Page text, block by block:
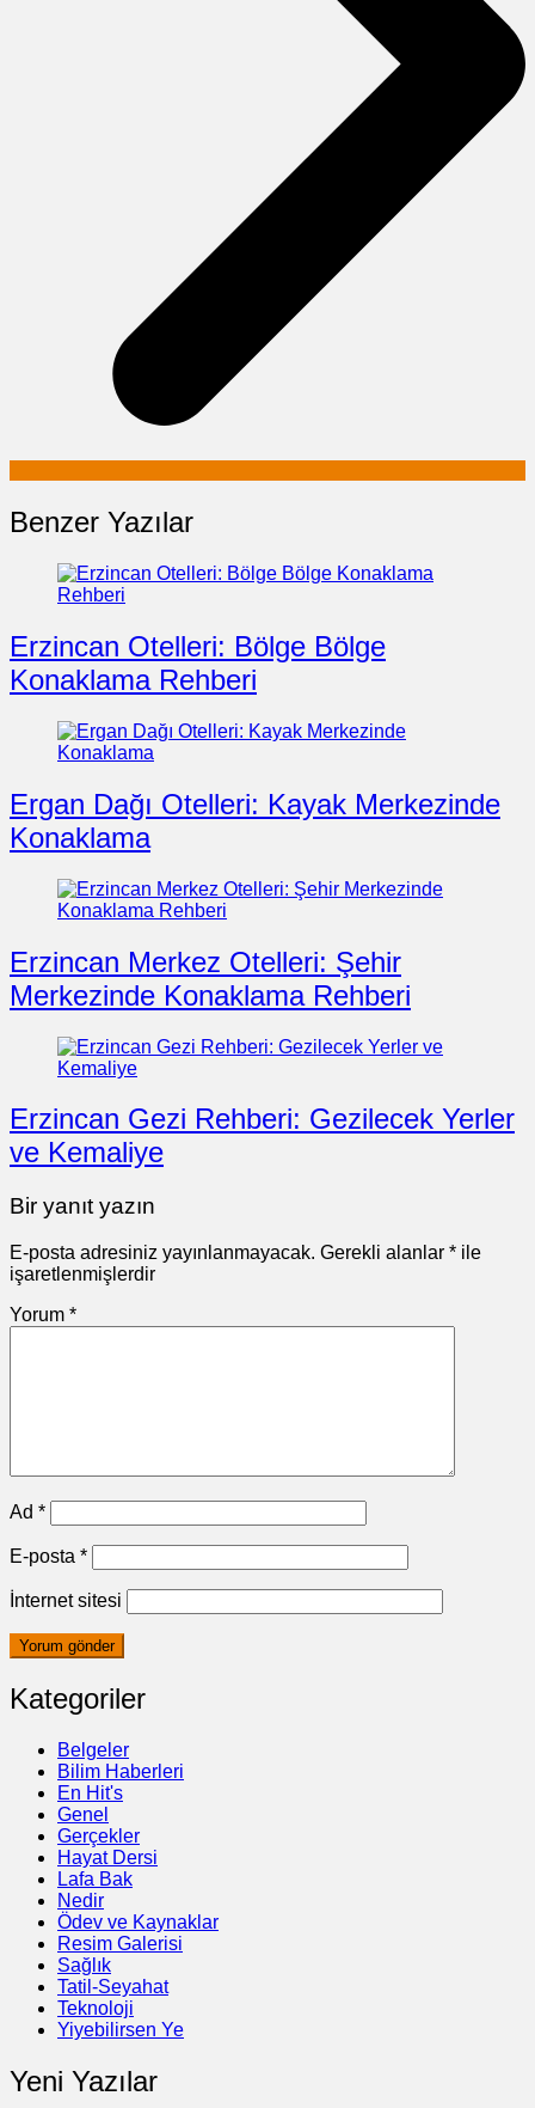
Benzer Yazılar
Erzincan Otelleri: Bölge Bölge
Konaklama Rehberi
Ergan Dağı Otelleri: Kayak Merkezinde
Konaklama
Erzincan Merkez Otelleri: Şehir
Merkezinde Konaklama Rehberi
Erzincan Gezi Rehberi: Gezilecek Yerler
ve Kemaliye
Bir yanıt yazın
E-posta adresiniz yayınlanmayacak. Gerekli alanlar * ile
işaretlenmişlerdir
Yorum *
Ad *
E-posta *
İnternet sitesi
Kategoriler
Belgeler
Bilim Haberleri
En Hit's
Genel
Gerçekler
Hayat Dersi
Lafa Bak
Nedir
Ödev ve Kaynaklar
Resim Galerisi
Sağlık
Tatil-Seyahat
Teknoloji
Yiyebilirsen Ye
Yeni Yazılar